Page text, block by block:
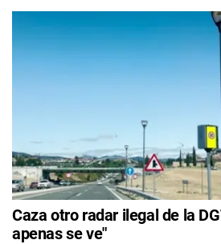
Caza otro radar ilegal de la
apenas se ve"